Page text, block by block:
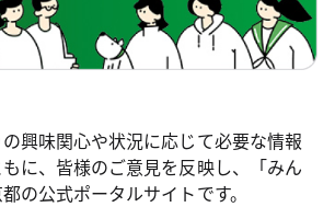
興味関心や状況に応じて必要な情報
に、皆様のご意見を反映し、「みん
の公式ポータルサイトです。